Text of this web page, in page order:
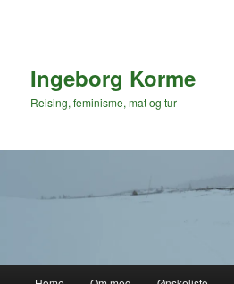
Ingeborg Korme
Reising, feminisme, mat og tur